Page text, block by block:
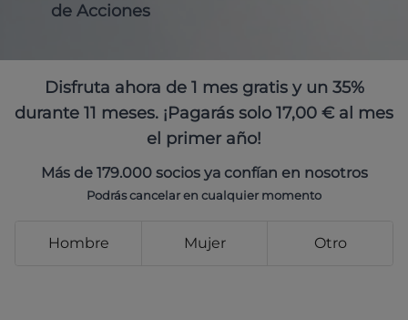
de Acciones
Disfruta ahora de 1 mes gratis y un 35%
durante 11 meses. ¡Pagarás solo 17,00 € al mes
el primer año!
Más de 179.000 socios ya confían en nosotros
Podrás cancelar en cualquier momento
Hombre Mujer Otro